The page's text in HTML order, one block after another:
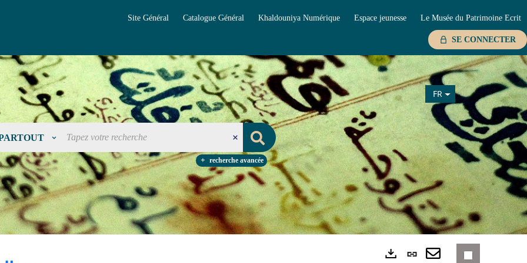
Site Général Catalogue Général Khaldouniya Numérique Espace jeunesse Le Musée du Patrimoine Ecrit
SE CONNECTER
recherche avancée
FR
Lien